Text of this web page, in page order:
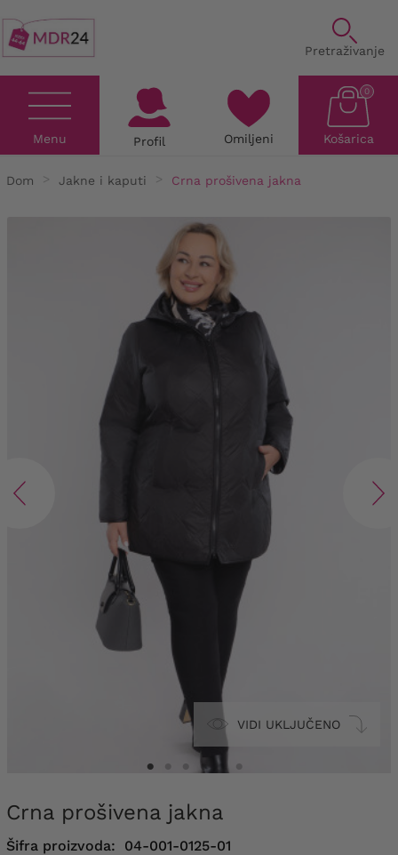
Pretraživanje
Menu Profil Omiljeni Košarica
0
Dom Jakne i kaputi Crna prošivena jakna
VIDI UKLJUČENO
Crna prošivena jakna
Šifra proizvoda: 04-001-0125-01